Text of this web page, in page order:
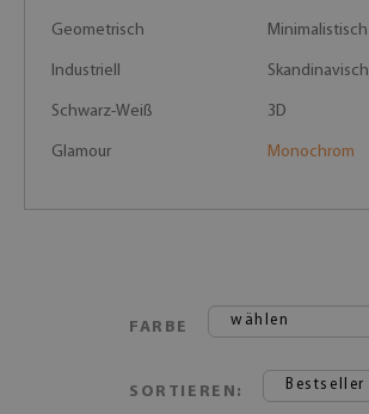
Geometrisch Minimalistisch
Industriell Skandinavisch
Schwarz-Weiß 3D
Glamour Monochrom
FARBE wählen
SORTIEREN: Bestseller